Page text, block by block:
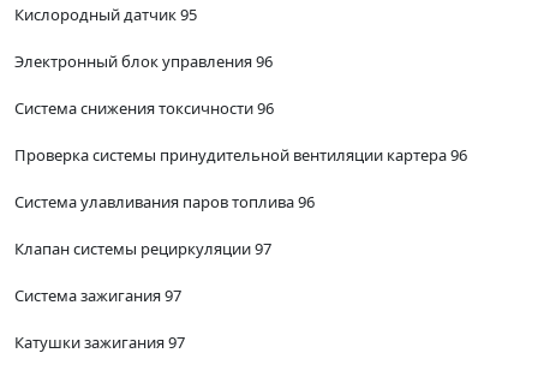
Кислородный датчик 95
Электронный блок управления 96
Система снижения токсичности 96
Проверка системы принудительной вентиляции картера 96
Система улавливания паров топлива 96
Клапан системы рециркуляции 97
Система зажигания 97
Катушки зажигания 97